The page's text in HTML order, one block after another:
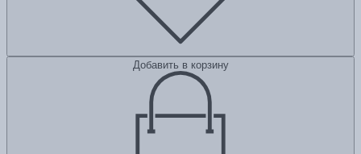
Добавить в корзину